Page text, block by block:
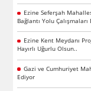
Ezine Seferşah
Bağlantı Yolu
Ezine Kent Meydanı
Hayırlı Uğurlu Olsun..
Gazi ve Cumhuriyet
Ediyor